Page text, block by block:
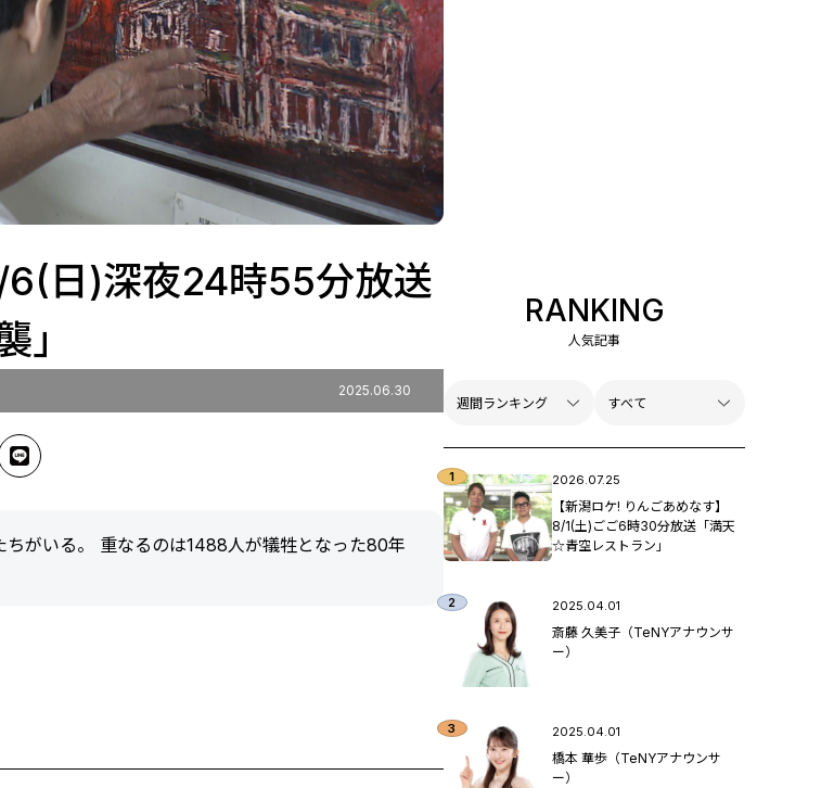
6(日)深夜24時55分放送
」
2025.06.30
がいる。 重なるのは1488人が犠牲となった80年
RANKING
人気記事
2026.07.25
【新潟ロケ! りんごあめなす】
8/1(土)ごご6時30分放送「満天
☆青空レストラン」
2025.04.01
斎藤 久美子（TeNYアナウンサ
ー）
2025.04.01
橋本 華歩（TeNYアナウンサ
ー）